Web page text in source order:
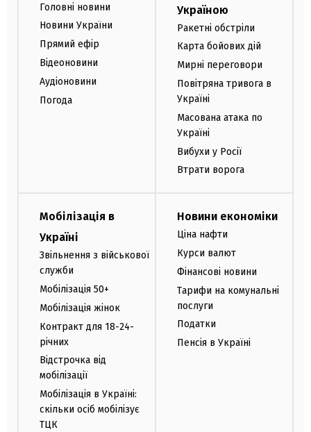
Головні новини
Новини України
Прямий ефір
Відеоновини
Аудіоновини
Погода
Україною
Ракетні обстріли
Карта бойових дій
Мирні переговори
Повітряна тривога в
Україні
Масована атака по
Україні
Вибухи у Росії
Втрати ворога
Мобілізація в
Україні
Звільнення з військової
служби
Мобілізація 50+
Мобілізація жінок
Контракт для 18-24-
річних
Відстрочка від
мобілізації
Мобілізація в Україні:
скільки осіб мобілізує
ТЦК
Новини економіки
Ціна нафти
Курси валют
Фінансові новини
Тарифи на комунальні
послуги
Податки
Пенсія в Україні